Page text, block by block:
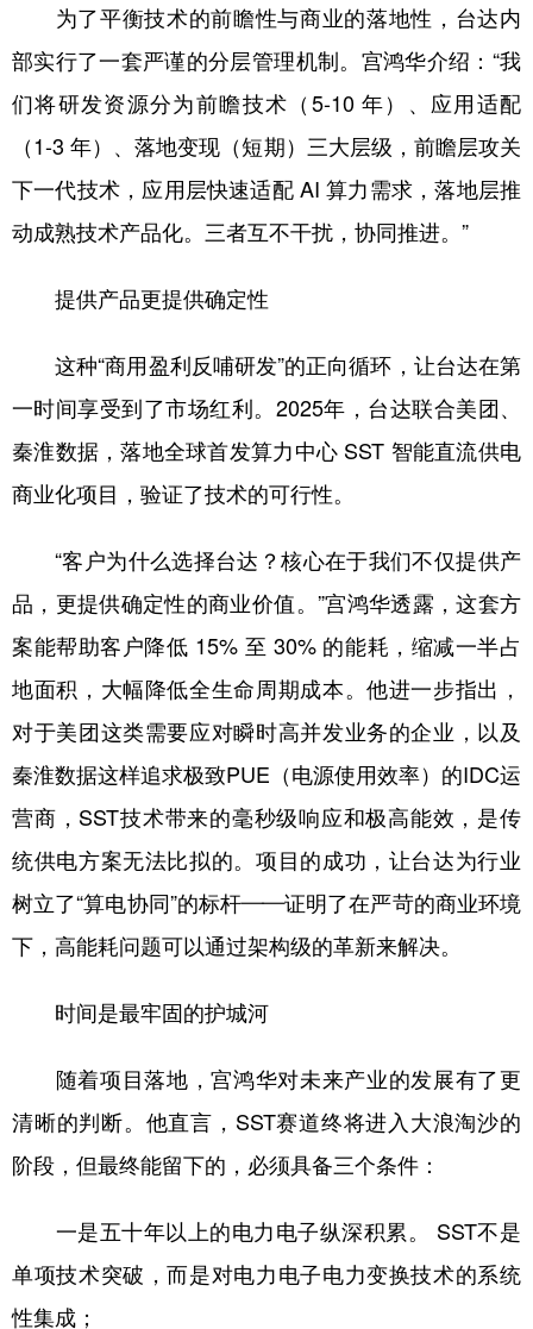
为了平衡技术的前瞻性与商业的落地性，台达内
部实行了一套严谨的分层管理机制。宫鸿华介绍：“我
们将研发资源分为前瞻技术（5-10 年）、应用适配
（1-3 年）、落地变现（短期）三大层级，前瞻层攻关
下一代技术，应用层快速适配 AI 算力需求，落地层推
动成熟技术产品化。三者互不干扰，协同推进。”
提供产品更提供确定性
这种“商用盈利反哺研发”的正向循环，让台达在第
一时间享受到了市场红利。2025年，台达联合美团、
秦淮数据，落地全球首发算力中心 SST 智能直流供电
商业化项目，验证了技术的可行性。
“客户为什么选择台达？核心在于我们不仅提供产
品，更提供确定性的商业价值。”宫鸿华透露，这套方
案能帮助客户降低 15% 至 30% 的能耗，缩减一半占
地面积，大幅降低全生命周期成本。他进一步指出，
对于美团这类需要应对瞬时高并发业务的企业，以及
秦淮数据这样追求极致PUE（电源使用效率）的IDC运
营商，SST技术带来的毫秒级响应和极高能效，是传
统供电方案无法比拟的。项目的成功，让台达为行业
树立了“算电协同”的标杆——证明了在严苛的商业环境
下，高能耗问题可以通过架构级的革新来解决。
时间是最牢固的护城河
随着项目落地，宫鸿华对未来产业的发展有了更
清晰的判断。他直言，SST赛道终将进入大浪淘沙的
阶段，但最终能留下的，必须具备三个条件：
一是五十年以上的电力电子纵深积累。 SST不是
单项技术突破，而是对电力电子电力变换技术的系统
性集成；